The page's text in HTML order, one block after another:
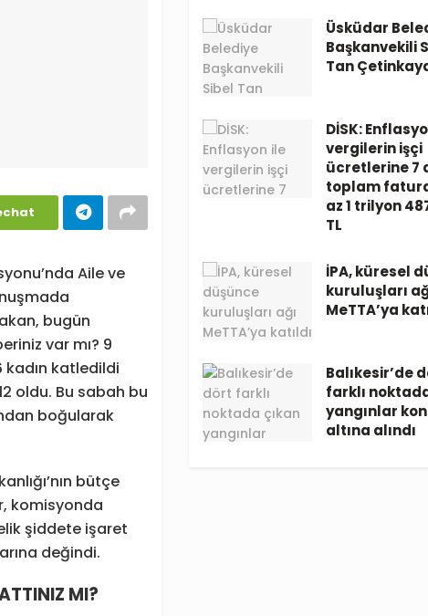
Aile ve
bugün
var mı? 9
kadın katledildi
oldu. Bu sabah bu
boğularak
bütçe
komisyonda
şiddete işaret
değindi.
MI?
Üsküdar
Başkanvekili
Tan
DİSK:
vergilerin işçi
ücretlerine 7
toplam
az 1 trilyon
TL
İPA, küresel
kuruluşları
MeTTA’ya
Balıkesir’de
farklı
yangınlar
altına alındı